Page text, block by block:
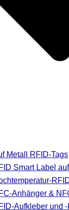
Metall RFID-Tags
Smart Label auf
Anhänger &
Aufkleber und